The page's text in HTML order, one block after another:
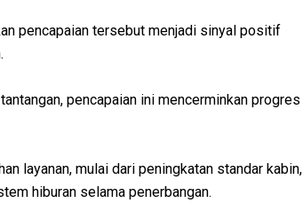
pencapaian tersebut menjadi sinyal positif
pencapaian ini mencerminkan progres
layanan, mulai dari peningkatan standar kabin,
hiburan selama penerbangan.